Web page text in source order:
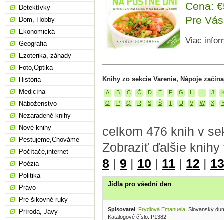
Cena:
Pre
Viac
Knihy zo sekcie Varenie, Nápoje
A B C Č D E F G H I J
O
P Q R S Š T U V W X
celkom 476 knih v
Zobraziť ďalšie
8 | 9 | 10 | 11 | 12 | 13
Jídla pro všední den
Spisovatel : Frýdlová Emanuela, Slovanský
Katalogové číslo: P1382
Detektívky
Dom, Hobby
Ekonomická
Geografia
Ezoterika, záhady
Foto,Optika
História
Medicína
Náboženstvo
Nezaradené knihy
Nové knihy
Pestujeme,Chováme
Počítače,internet
Poézia
Politika
Právo
Pre šikovné ruky
Príroda, Javy